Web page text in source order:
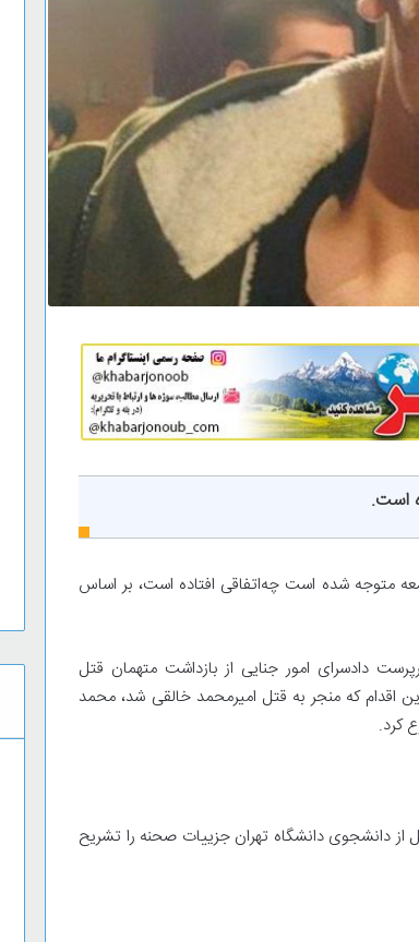
‌است.
متوجه شده است چه‌اتفاقی افتاده است، بر اساس
قاضی شهریاری؛ سرپرست دادسرای امور جنایی از بازداشت متهمان قتل
اقدام که منجر به قتل امیرمحمد خالقی شد، محمد
کرد.
دانشجوی دانشگاه تهران جزییات صحنه را تشریح